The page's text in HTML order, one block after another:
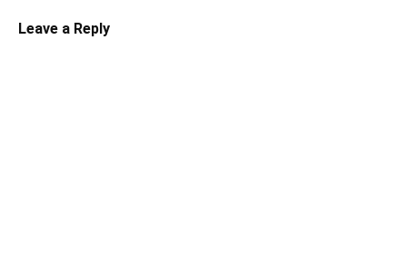
Leave a Reply